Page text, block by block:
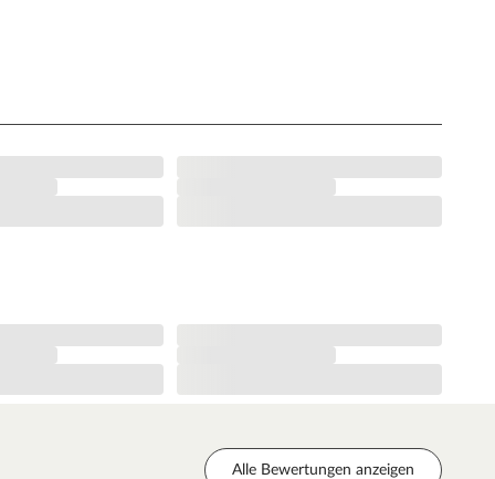
Alle Bewertungen anzeigen